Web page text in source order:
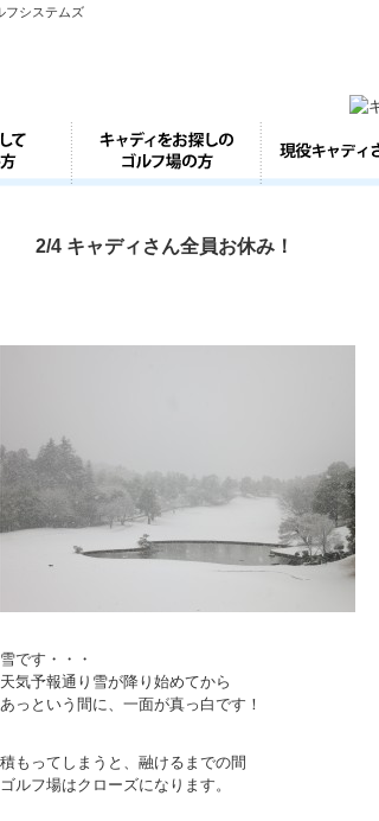
フシステムズ
2/4 キャディさん全員お休み！
雪です・・・
天気予報通り雪が降り始めてから
あっという間に、一面が真っ白です！
積もってしまうと、融けるまでの間
ゴルフ場はクローズになります。